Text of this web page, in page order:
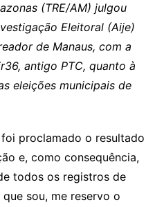
(TRE/AM) julgou
Eleitoral (Aije)
de Manaus, com a
antigo PTC, quanto à
eleições municipais de
proclamado o resultado
e, como consequência,
todos os registros de
sou, me reservo o